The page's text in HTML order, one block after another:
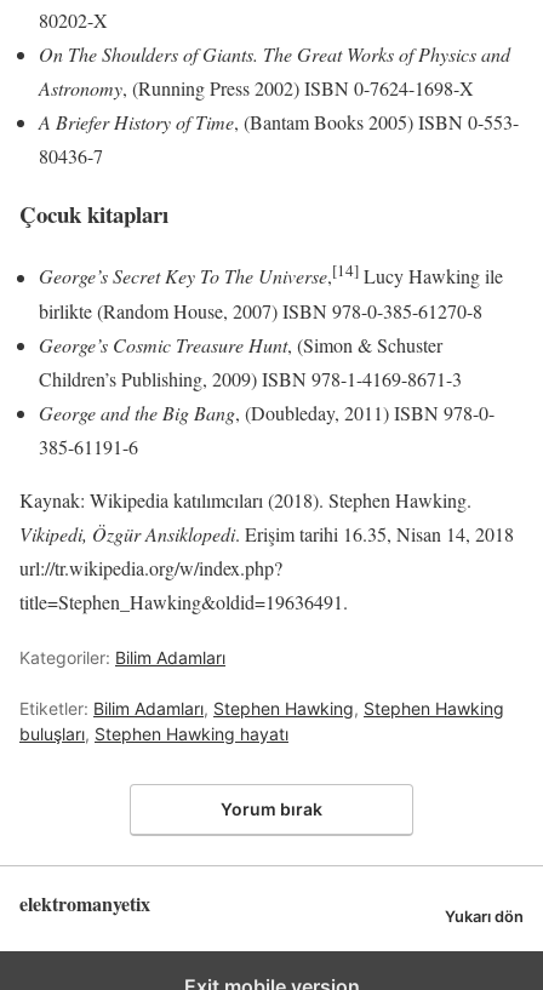
80202-X
On The Shoulders of Giants. The Great Works of Physics and
Astronomy, (Running Press 2002) ISBN 0-7624-1698-X
A Briefer History of Time, (Bantam Books 2005) ISBN 0-553-
80436-7
Çocuk kitapları
George’s Secret Key To The Universe,[14] Lucy Hawking ile
birlikte (Random House, 2007) ISBN 978-0-385-61270-8
George’s Cosmic Treasure Hunt, (Simon & Schuster
Children’s Publishing, 2009) ISBN 978-1-4169-8671-3
George and the Big Bang, (Doubleday, 2011) ISBN 978-0-
385-61191-6
Kaynak: Wikipedia katılımcıları (2018). Stephen Hawking.
Vikipedi, Özgür Ansiklopedi. Erişim tarihi 16.35, Nisan 14, 2018
url://tr.wikipedia.org/w/index.php?
title=Stephen_Hawking&oldid=19636491.
Kategoriler: Bilim Adamları
Etiketler: Bilim Adamları, Stephen Hawking, Stephen Hawking
buluşları, Stephen Hawking hayatı
Yorum bırak
elektromanyetix Yukarı dön